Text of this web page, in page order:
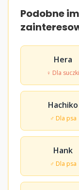
Podobne
Hera
♀ Dla suczki
Hachiko
♂ Dla psa
Hank
♂ Dla psa